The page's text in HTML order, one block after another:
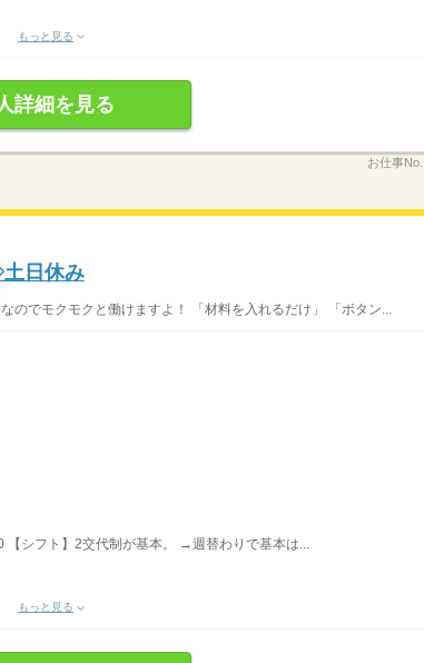
もっと見る
詳細を見る
お仕事No.
日休み
のでモクモクと働けますよ！ 「材料を入れるだけ」 「ボタン...
シフト】2交代制が基本。 →週替わりで基本は...
もっと見る